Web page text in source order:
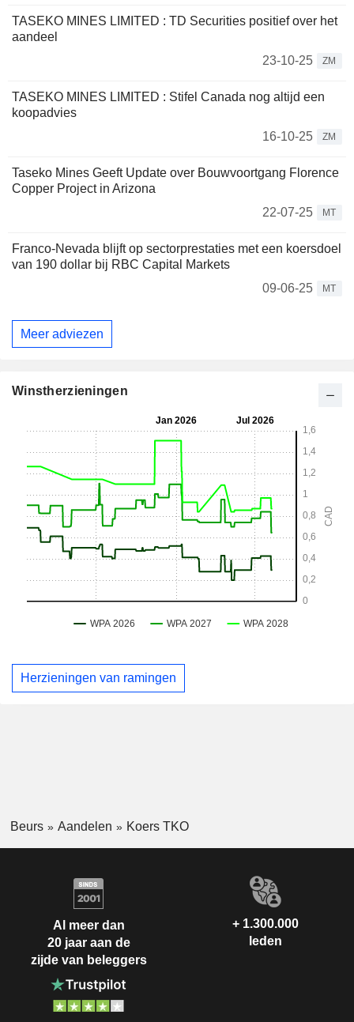
TASEKO MINES LIMITED : TD Securities positief over het
aandeel
23-10-25
ZM
TASEKO MINES LIMITED : Stifel Canada nog altijd een
koopadvies
16-10-25
ZM
Taseko Mines Geeft Update over Bouwvoortgang Florence
Copper Project in Arizona
22-07-25
MT
Franco-Nevada blijft op sectorprestaties met een koersdoel
van 190 dollar bij RBC Capital Markets
09-06-25
MT
Meer adviezen
Winstherzieningen
Herzieningen van ramingen
Beurs Aandelen Koers TKO
Al meer dan
20 jaar aan de
zijde van beleggers
+ 1.300.000
leden